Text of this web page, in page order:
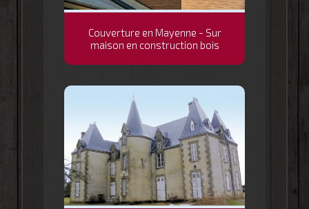
Couverture en Mayenne - Sur
maison en construction bois